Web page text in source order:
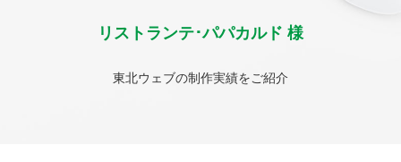
リストランテ･パパカルド 様
東北ウェブの制作実績をご紹介